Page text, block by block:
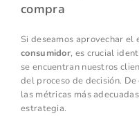
compra
Si deseamos aprovechar el
consumidor, es crucial
se encuentran nuestros
del proceso de decisión.
las métricas más
estrategia.